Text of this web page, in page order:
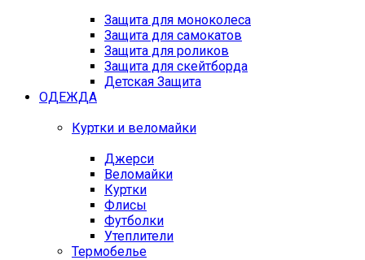
Защита для моноколеса
Защита для самокатов
Защита для роликов
Защита для скейтборда
Детская Защита
ОДЕЖДА
Куртки и веломайки
Джерси
Веломайки
Куртки
Флисы
Футболки
Утеплители
Термобелье